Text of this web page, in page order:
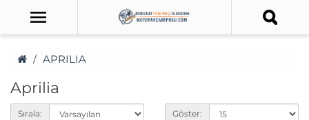
APRILIA
Aprilia
Sırala: Göster: